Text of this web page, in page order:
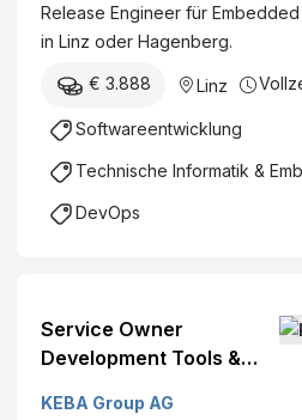
Release Engineer für
in Linz oder Hagenberg.
€ 3.888 Linz
Softwareentwicklung
Technische Informatik &
DevOps
Service Owner
Development Tools &
KEBA Group AG